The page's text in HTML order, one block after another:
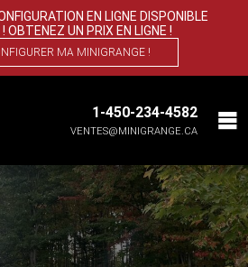
EN LIGNE DISPONIBLE
OBTENEZ UN PRIX EN LIGNE !
MA MINIGRANGE !
1-450-234-4582
VENTES@MINIGRANGE.CA